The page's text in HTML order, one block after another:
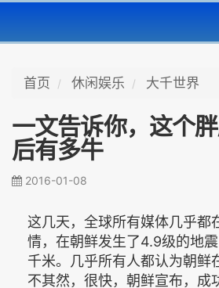
首页 休闲娱乐 大千世界
一文告诉你，这个
后有多牛
2016-01-08
这几天，全球所有媒体几乎都
情，在朝鲜发生了4.9级的地
千米。几乎所有人都认为朝鲜
不其然，很快，朝鲜宣布，成